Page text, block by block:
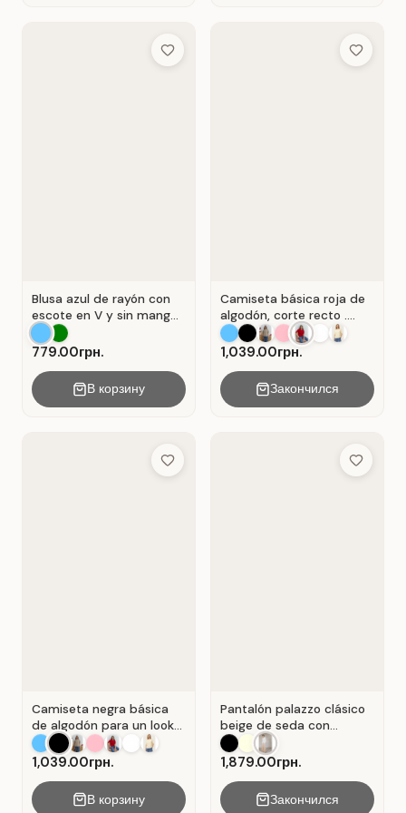
Add to Wish List
Blusa azul de rayón con
escote en V y sin mangas
. Azul.
779.00грн.
В корзину
Add to
Camiseta básica roja de
algodón, corte recto .
Rojo.
1,039.00грн.
Закончился
Add to Wish List
Camiseta negra básica
de algodón para un look
casual . Negro.
1,039.00грн.
В корзину
Add to
Pantalón palazzo clásico
beige de seda con
pliegues . Beige.
1,879.00грн.
Закончился